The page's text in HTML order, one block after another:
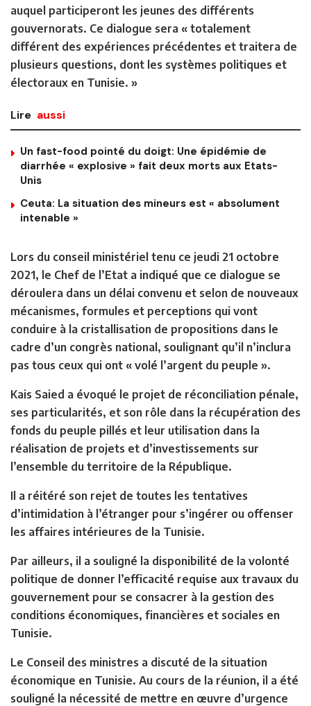
auquel participeront les jeunes des différents
gouvernorats. Ce dialogue sera « totalement
différent des expériences précédentes et traitera de
plusieurs questions, dont les systèmes politiques et
électoraux en Tunisie. »
Lire aussi
Un fast-food pointé du doigt: Une épidémie de
diarrhée « explosive » fait deux morts aux Etats-
Unis
Ceuta: La situation des mineurs est « absolument
intenable »
Lors du conseil ministériel tenu ce jeudi 21 octobre
2021, le Chef de l’Etat a indiqué que ce dialogue se
déroulera dans un délai convenu et selon de nouveaux
mécanismes, formules et perceptions qui vont
conduire à la cristallisation de propositions dans le
cadre d’un congrès national, soulignant qu’il n’inclura
pas tous ceux qui ont « volé l’argent du peuple ».
Kais Saied a évoqué le projet de réconciliation pénale,
ses particularités, et son rôle dans la récupération des
fonds du peuple pillés et leur utilisation dans la
réalisation de projets et d’investissements sur
l’ensemble du territoire de la République.
Il a réitéré son rejet de toutes les tentatives
d’intimidation à l’étranger pour s’ingérer ou offenser
les affaires intérieures de la Tunisie.
Par ailleurs, il a souligné la disponibilité de la volonté
politique de donner l’efficacité requise aux travaux du
gouvernement pour se consacrer à la gestion des
conditions économiques, financières et sociales en
Tunisie.
Le Conseil des ministres a discuté de la situation
économique en Tunisie. Au cours de la réunion, il a été
souligné la nécessité de mettre en œuvre d’urgence